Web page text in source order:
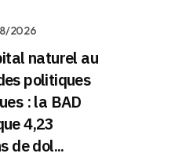
2026
naturel au
politiques
: la BAD
4,23
de dol...